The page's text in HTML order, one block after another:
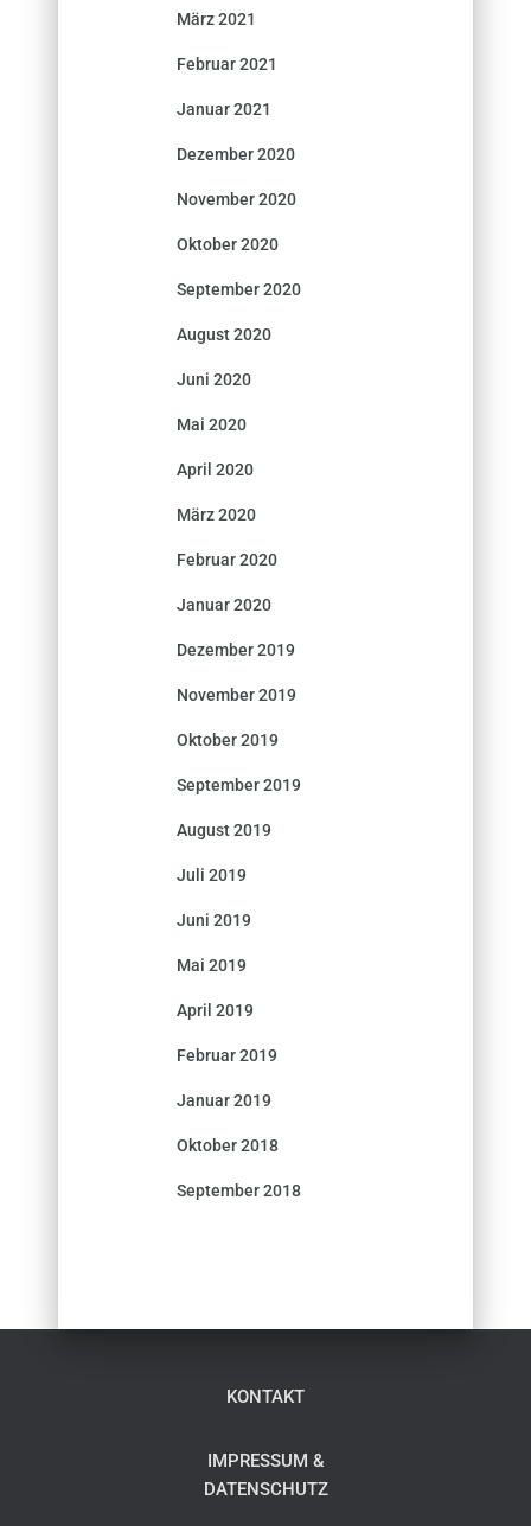
März 2021
Februar 2021
Januar 2021
Dezember 2020
November 2020
Oktober 2020
September 2020
August 2020
Juni 2020
Mai 2020
April 2020
März 2020
Februar 2020
Januar 2020
Dezember 2019
November 2019
Oktober 2019
September 2019
August 2019
Juli 2019
Juni 2019
Mai 2019
April 2019
Februar 2019
Januar 2019
Oktober 2018
September 2018
KONTAKT
IMPRESSUM &
DATENSCHUTZ